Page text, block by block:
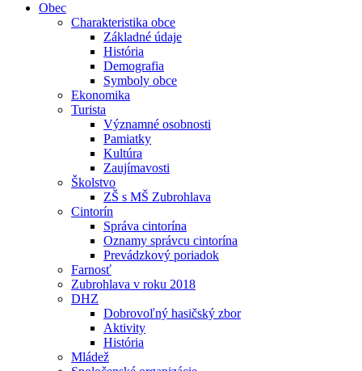
Obec
Charakteristika obce
Základné údaje
História
Demografia
Symboly obce
Ekonomika
Turista
Významné osobnosti
Pamiatky
Kultúra
Zaujímavosti
Školstvo
ZŠ s MŠ Zubrohlava
Cintorín
Správa cintorína
Oznamy správcu cintorína
Prevádzkový poriadok
Farnosť
Zubrohlava v roku 2018
DHZ
Dobrovoľný hasičský zbor
Aktivity
História
Mládež